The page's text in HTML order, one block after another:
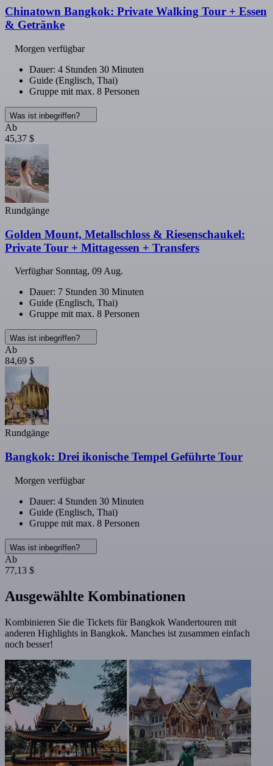
Chinatown Bangkok: Private Walking Tour + Essen
& Getränke
Morgen verfügbar
Dauer: 4 Stunden 30 Minuten
Guide (Englisch, Thai)
Gruppe mit max. 8 Personen
Was ist inbegriffen?
Ab
45,37 $
Rundgänge
Golden Mount, Metallschloss & Riesenschaukel:
Private Tour + Mittagessen + Transfers
Verfügbar Sonntag, 09 Aug.
Dauer: 7 Stunden 30 Minuten
Guide (Englisch, Thai)
Gruppe mit max. 8 Personen
Was ist inbegriffen?
Ab
84,69 $
Rundgänge
Bangkok: Drei ikonische Tempel Geführte Tour
Morgen verfügbar
Dauer: 4 Stunden 30 Minuten
Guide (Englisch, Thai)
Gruppe mit max. 8 Personen
Was ist inbegriffen?
Ab
77,13 $
Ausgewählte Kombinationen
Kombinieren Sie die Tickets für Bangkok Wandertouren mit
anderen Highlights in Bangkok. Manches ist zusammen einfach
noch besser!